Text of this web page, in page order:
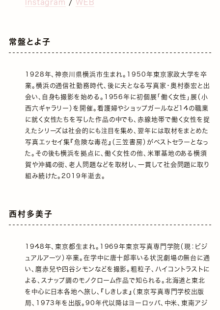
Instagram / WEB
常盤とよ子
1928年、神奈川県横浜市生まれ。1950年東京家政大学を卒
業。横浜の通信社勤務時代、後に夫となる写真家・奥村泰宏と出
会い、自身も撮影を始める。1956年に初個展「働く女性」展（小
西六ギャラリー）を開催。看護婦やショップガールなど14の職業
に就く女性たちを写した作品の中でも、赤線地帯で働く女性を捉
えたシリーズは社会的にも注目を集め、翌年には取材をまとめた
写真エッセイ集『危険な毒花』（三笠書房）がベストセラーとなっ
た。その後も横浜を拠点に、働く女性の他、米軍基地のある横須
賀や沖縄の街、老人問題などを取材し、一貫して社会問題に取り
組み続けた。2019年逝去。
西村多美子
1948年、東京都生まれ。1969年東京写真専門学院（現：ビジ
ュアルアーツ）卒業。在学中に唐十郎率いる状況劇場の無台に通
い、麿赤兒や四谷シモンなどを撮影。粗粒子、ハイコントラストに
よる、スナップ調のモノクローム作品で知られる。北海道と東北
を中心に日本各地へ旅し、『しきしま』（東京写真専門学校出版
局、1973年を出版。90年代以降はヨーロッパ、中米、東南アジ